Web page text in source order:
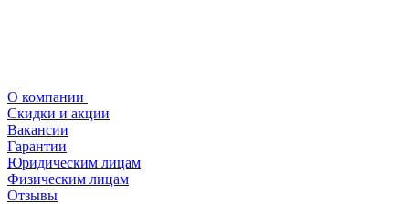
О компании
Скидки и акции
Вакансии
Гарантии
Юридическим лицам
Физическим лицам
Отзывы